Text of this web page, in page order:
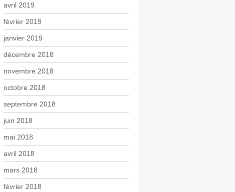
avril 2019
février 2019
janvier 2019
décembre 2018
novembre 2018
octobre 2018
septembre 2018
juin 2018
mai 2018
avril 2018
mars 2018
février 2018